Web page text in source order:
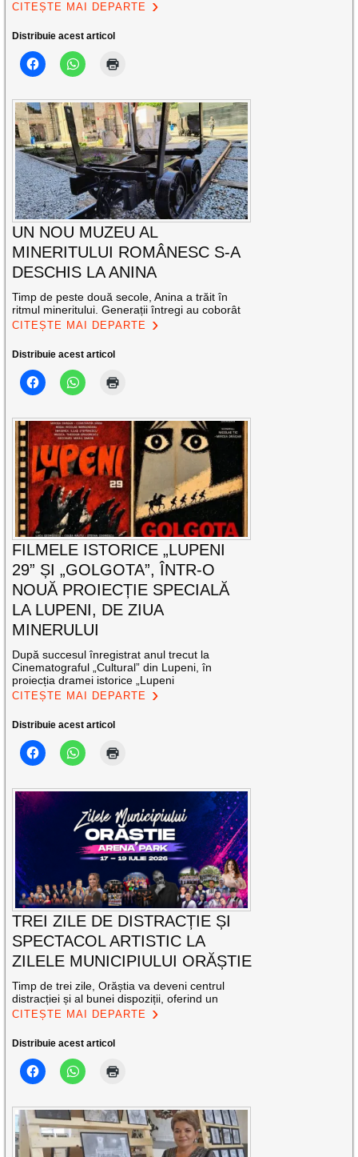
CITEȘTE MAI DEPARTE
Distribuie acest articol
UN NOU MUZEU AL
MINERITULUI ROMÂNESC S-A
DESCHIS LA ANINA
Timp de peste două secole, Anina a trăit în
ritmul mineritului. Generații întregi au coborât
CITEȘTE MAI DEPARTE
Distribuie acest articol
FILMELE ISTORICE „LUPENI
29” ȘI „GOLGOTA”, ÎNTR-O
NOUĂ PROIECȚIE SPECIALĂ
LA LUPENI, DE ZIUA
MINERULUI
După succesul înregistrat anul trecut la
Cinematograful „Cultural” din Lupeni, în
proiecția dramei istorice „Lupeni
CITEȘTE MAI DEPARTE
Distribuie acest articol
TREI ZILE DE DISTRACȚIE ȘI
SPECTACOL ARTISTIC LA
ZILELE MUNICIPIULUI ORĂȘTIE
Timp de trei zile, Orăștia va deveni centrul
distracției și al bunei dispoziții, oferind un
CITEȘTE MAI DEPARTE
Distribuie acest articol